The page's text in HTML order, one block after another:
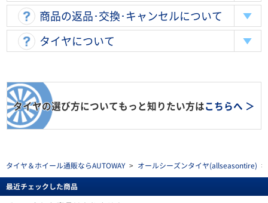
商品の返品･交換･キャンセルについて
タイヤについて
タイヤの選び方についてもっと知りたい方はこちらへ ＞
タイヤ＆ホイール通販ならAUTOWAY > オールシーズンタイヤ(allseasontire) >
最近チェックした商品